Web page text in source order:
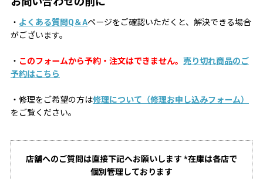
・ よくある質問Q＆Aページをご確認いただくと、解決できる場合
がございます。
・ このフォームから予約・注文はできません。 売り切れ商品のご
予約はこちら
・修理をご希望の方は修理について（修理お申し込みフォーム）
をご覧ください。
店舗へのご質問は直接下記へお願いします *在庫は各店で
個別管理しております